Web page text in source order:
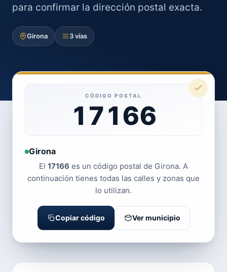
para confirmar la dirección postal exacta.
Girona 3 vías
CÓDIGO POSTAL
17166
Girona
El 17166 es un código postal de Girona. A
continuación tienes todas las calles y zonas que
lo utilizan.
Copiar código Ver municipio